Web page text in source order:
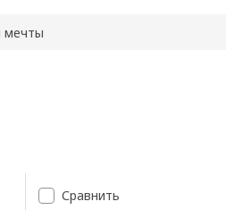
мечты
поиска
Сравнить